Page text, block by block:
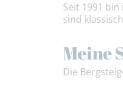
Seit 1991
sind
Meine
Die